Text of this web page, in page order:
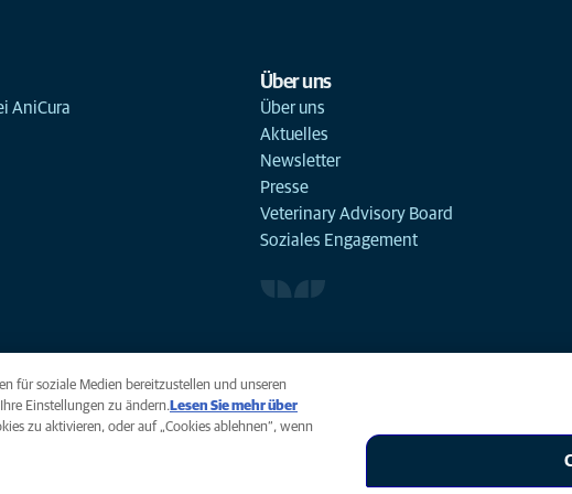
AniCura
Über uns
Über uns
Aktuelles
Newsletter
Presse
Veterinary Advisory Board
Soziales Engagement
AniCura ist eine Tochtergesellschaft
für soziale Medien bereitzustellen und unseren
Einstellungen zu ändern. Lesen Sie mehr über
zu aktivieren, oder auf „Cookies ablehnen“, wenn